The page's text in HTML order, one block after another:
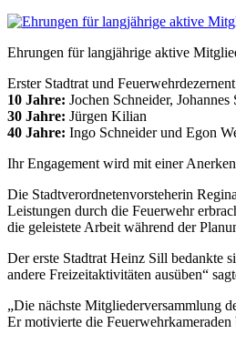
Ehrungen für langjährige aktive
Erster Stadtrat und
10 Jahre: Jochen Schneider, Johannes
30 Jahre: Jürgen Kilian
40 Jahre: Ingo Schneider und Egon
Ihr Engagement wird mit einer
Die Stadtverordnetenvorsteherin
Leistungen durch die Feuerwehr
die geleistete Arbeit während der
Der erste Stadtrat Heinz Sill bedankte
andere Freizeitaktivitäten ausüben“
„Die nächste Mitgliederversammlung
Er motivierte die